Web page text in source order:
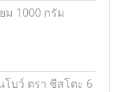
ม 1000 กรัม
บว์ ตรา ชีสโตะ 6